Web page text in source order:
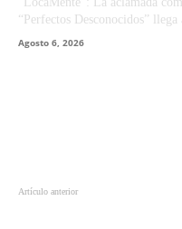
“Perfectos Desconocidos” llega
Agosto 6, 2026
Artículo anterior